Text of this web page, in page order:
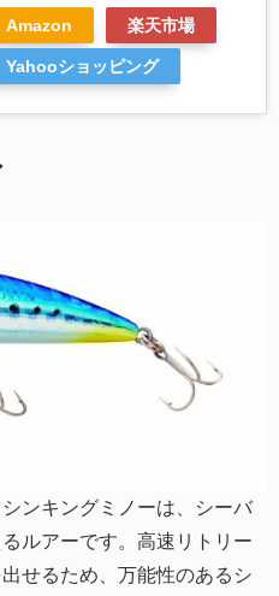
Amazon 楽天市場
Yahooショッピング
ンキングミノーは、シーバ
ルアーです。高速リトリー
せるため、万能性のあるシ